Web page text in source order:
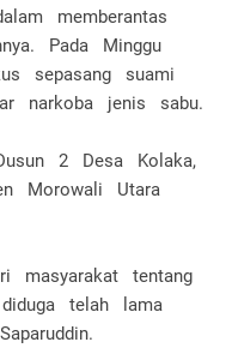
memberantas
Pada Minggu
sepasang suami
narkoba jenis sabu.
2 Desa Kolaka,
Morowali Utara
masyarakat tentang
telah lama